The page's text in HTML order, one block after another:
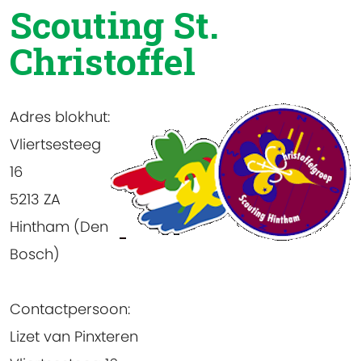
Scouting St.
Christoffel
Adres blokhut:
Vliertsesteeg
16
5213 ZA
Hintham (Den
Bosch)
Contactpersoon:
Lizet van Pinxteren